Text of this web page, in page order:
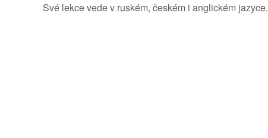
Své lekce vede v ruském, českém i anglickém jazyce.